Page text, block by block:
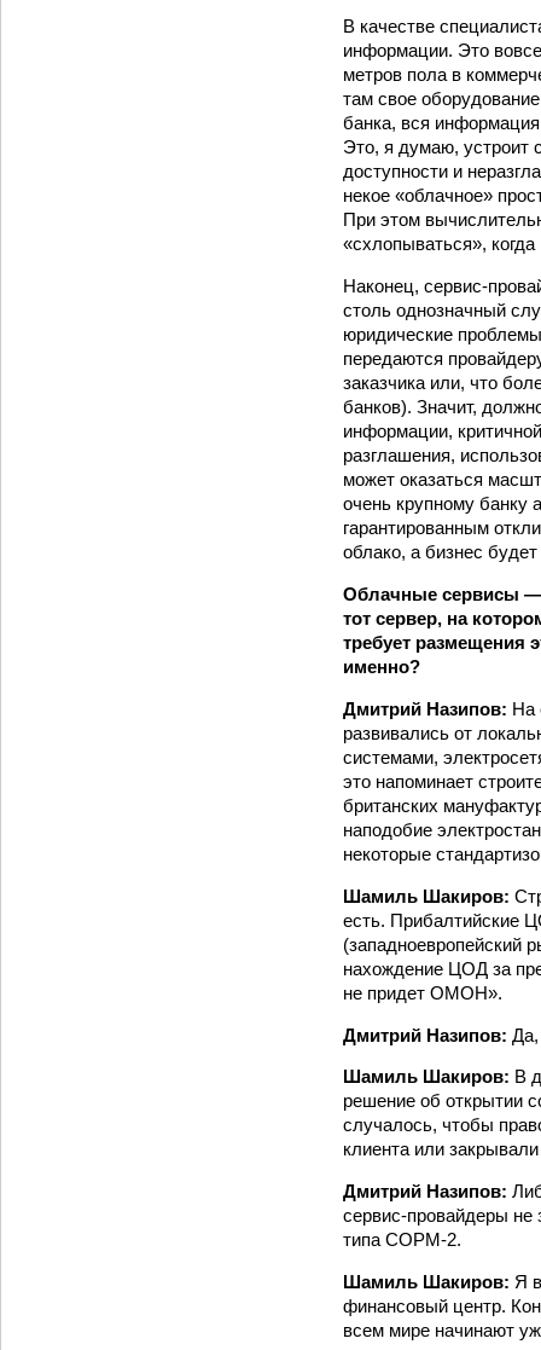
В качестве
информации. Это
метров пола в
там свое
банка, вся
Это, я думаю, устроит
доступности и
некое «облачное»
При этом
«схлопываться»,
Наконец, сервис-
столь однозначный
юридические
передаются
заказчика или, что
банков). Значит,
информации,
разглашения,
может оказаться
очень крупному банку
гарантированным
облако, а бизнес
Облачные сервисы —
тот сервер, на
требует размещения
именно?
Дмитрий Назипов: На
развивались от
системами,
это напоминает
британских
наподобие
некоторые
Шамиль Шакиров:
есть. Прибалтийские
(западноевропейский
нахождение ЦОД за
не придет ОМОН».
Дмитрий Назипов: Да,
Шамиль Шакиров: В
решение об открытии
случалось, чтобы
клиента или закрывали
Дмитрий Назипов:
сервис-провайдеры не
типа СОРМ-2.
Шамиль Шакиров: Я
финансовый центр.
всем мире начинают